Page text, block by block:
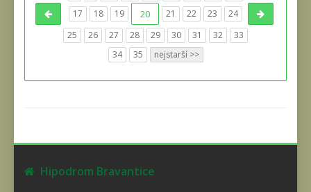
17
18 19 20 21 22 23
24
25
26 27 28 29 30 31 32
33
34
35 nejstarší >>
Hipodrom Bravantice